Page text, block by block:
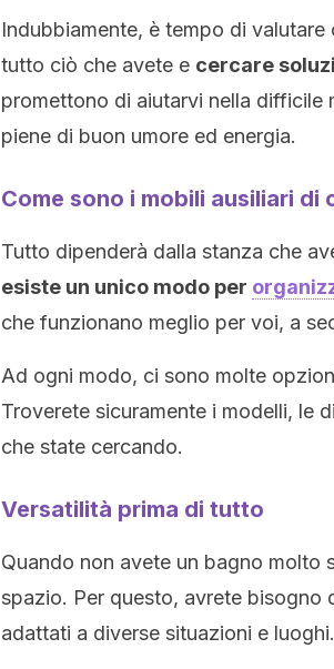
Indubbiamente, è tempo di
tutto ciò che avete e cercare
promettono di aiutarvi nella difficile
piene di buon umore ed energia.
Come sono i mobili ausiliari
Tutto dipenderà dalla stanza che
esiste un unico modo per
che funzionano meglio per voi, a
Ad ogni modo, ci sono molte
Troverete sicuramente i modelli, le
che state cercando.
Versatilità prima di tutto
Quando non avete un bagno molto
spazio. Per questo, avrete bisogno
adattati a diverse situazioni e luoghi.